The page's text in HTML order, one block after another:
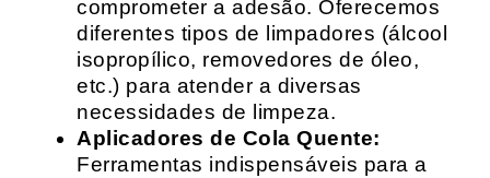
comprometer a adesão. Oferecemos
diferentes tipos de limpadores (álcool
isopropílico, removedores de óleo,
etc.) para atender a diversas
necessidades de limpeza.
Aplicadores de Cola Quente:
Ferramentas indispensáveis para a